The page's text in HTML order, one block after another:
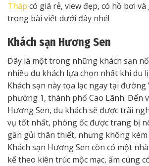
Tháp có giá rẻ, view đẹp, có hồ bơi
trong bài viết dưới đây nhé!
Khách sạn Hương Sen
Đây là một trong những khách sạn
nhiều du khách lựa chọn nhất khi du
Khách sạn này tọa lạc ngay tại
phường 1, thành phố Cao Lãnh. Đến
Hương Sen, du khách sẽ được trãi
vụ tốt nhất, phòng ốc được trang bị
gần gủi thân thiết, nhưng không
Khách sạn Hương Sen còn có một
kế theo kiên trúc mộc mạc, ấm cúng